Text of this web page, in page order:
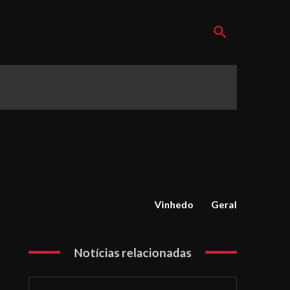
Vinhedo Geral
Notícias relacionadas